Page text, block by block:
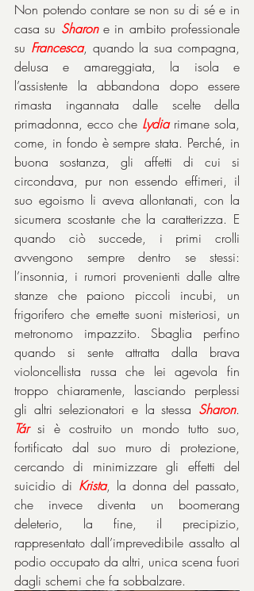
Non potendo contare se non su di sé e in
casa su Sharon e in ambito professionale
su Francesca, quando la sua compagna,
delusa e amareggiata, la isola e
l’assistente la abbandona dopo essere
rimasta ingannata dalle scelte della
primadonna, ecco che Lydia rimane sola,
come, in fondo è sempre stata. Perché, in
buona sostanza, gli affetti di cui si
circondava, pur non essendo effimeri, il
suo egoismo li aveva allontanati, con la
sicumera scostante che la caratterizza. E
quando ciò succede, i primi crolli
avvengono sempre dentro se stessi:
l’insonnia, i rumori provenienti dalle altre
stanze che paiono piccoli incubi, un
frigorifero che emette suoni misteriosi, un
metronomo impazzito. Sbaglia perfino
quando si sente attratta dalla brava
violoncellista russa che lei agevola fin
troppo chiaramente, lasciando perplessi
gli altri selezionatori e la stessa Sharon
Tár si è costruito un mondo tutto suo,
fortificato dal suo muro di protezione,
cercando di minimizzare gli effetti del
suicidio di Krista, la donna del passato,
che invece diventa un boomerang
deleterio, la fine, il precipizio,
rappresentato dall’imprevedibile assalto al
podio occupato da altri, unica scena fuori
dagli schemi che fa sobbalzare.